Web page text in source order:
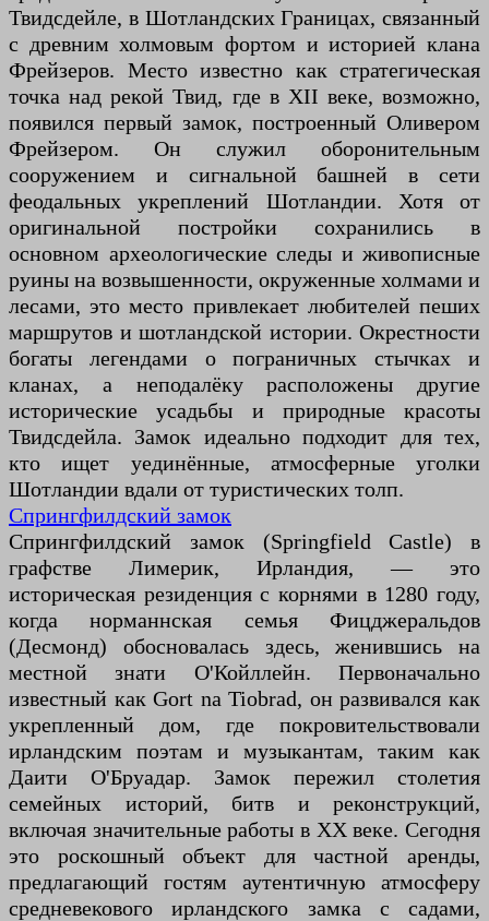
Твидсдейле, в Шотландских Границах, связанный
с древним холмовым фортом и историей клана
Фрейзеров. Место известно как стратегическая
точка над рекой Твид, где в XII веке, возможно,
появился первый замок, построенный Оливером
Фрейзером. Он служил оборонительным
сооружением и сигнальной башней в сети
феодальных укреплений Шотландии. Хотя от
оригинальной постройки сохранились в
основном археологические следы и живописные
руины на возвышенности, окруженные холмами и
лесами, это место привлекает любителей пеших
маршрутов и шотландской истории. Окрестности
богаты легендами о пограничных стычках и
кланах, а неподалёку расположены другие
исторические усадьбы и природные красоты
Твидсдейла. Замок идеально подходит для тех,
кто ищет уединённые, атмосферные уголки
Шотландии вдали от туристических толп.
Спрингфилдский замок
Спрингфилдский замок (Springfield Castle) в
графстве Лимерик, Ирландия, — это
историческая резиденция с корнями в 1280 году,
когда норманнская семья Фицджеральдов
(Десмонд) обосновалась здесь, женившись на
местной знати О'Койллейн. Первоначально
известный как Gort na Tiobrad, он развивался как
укрепленный дом, где покровительствовали
ирландским поэтам и музыкантам, таким как
Даити О'Бруадар. Замок пережил столетия
семейных историй, битв и реконструкций,
включая значительные работы в XX веке. Сегодня
это роскошный объект для частной аренды,
предлагающий гостям аутентичную атмосферу
средневекового ирландского замка с садами,